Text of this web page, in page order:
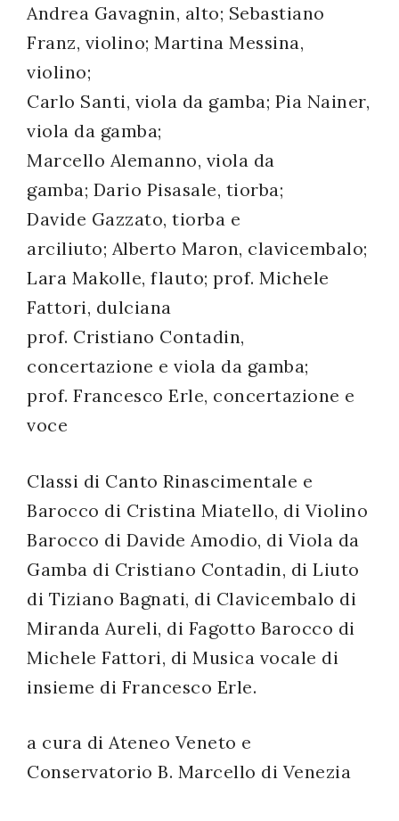
Andrea Gavagnin, alto; Sebastiano
Franz, violino; Martina Messina,
violino;
Carlo Santi, viola da gamba; Pia Nainer,
viola da gamba;
Marcello Alemanno, viola da
gamba; Dario Pisasale, tiorba;
Davide Gazzato, tiorba e
arciliuto; Alberto Maron, clavicembalo;
Lara Makolle, flauto; prof. Michele
Fattori, dulciana
prof. Cristiano Contadin,
concertazione e viola da gamba;
prof. Francesco Erle, concertazione e
voce
Classi di Canto Rinascimentale e
Barocco di Cristina Miatello, di Violino
Barocco di Davide Amodio, di Viola da
Gamba di Cristiano Contadin, di Liuto
di Tiziano Bagnati, di Clavicembalo di
Miranda Aureli, di Fagotto Barocco di
Michele Fattori, di Musica vocale di
insieme di Francesco Erle.
a cura di Ateneo Veneto e
Conservatorio B. Marcello di Venezia